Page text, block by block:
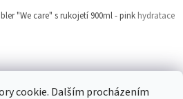
cookie. Dalším procházením
"We care" s rukojetí 900ml - pink hydratace